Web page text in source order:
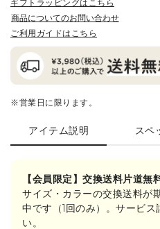
ギフトラッピングはこちら
商品についてのお問い合わせ
ご利用ガイドはこちら
※営業日に限ります。
アイテム説明 スペ
【会員限定】交換送料片道無
サイズ・カラーの交換送料が
中です（1回のみ）。サービス
い。